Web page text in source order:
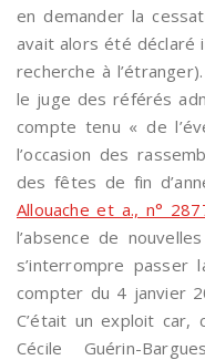
en demander la
avait alors été déclaré
recherche à
le juge des référés
compte tenu « de
l’occasion des
des fêtes de fin
Allouache et a., n°
l’absence de
s’interrompre
compter du 4 janvier
C’était un exploit
Cécile Guérin-